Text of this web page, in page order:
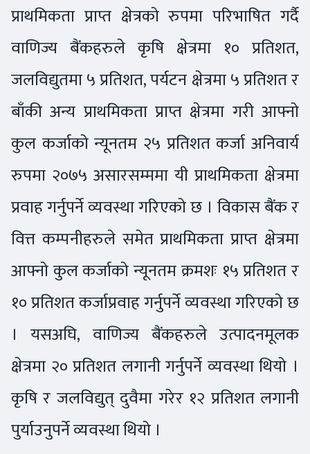
प्राथमिकता प्राप्त क्षेत्रको रुपमा परिभाषित गर्दै
वाणिज्य बैंकहरुले कृषि क्षेत्रमा १० प्रतिशत,
जलविद्युतमा ५ प्रतिशत, पर्यटन क्षेत्रमा ५ प्रतिशत र
बाँकी अन्य प्राथमिकता प्राप्त क्षेत्रमा गरी आफ्नो
कुल कर्जाको न्यूनतम २५ प्रतिशत कर्जा अनिवार्य
रुपमा २०७५ असारसम्ममा यी प्राथमिकता क्षेत्रमा
प्रवाह गर्नुपर्ने व्यवस्था गरिएको छ । विकास बैंक र
वित्त कम्पनीहरुले समेत प्राथमिकता प्राप्त क्षेत्रमा
आफ्नो कुल कर्जाको न्यूनतम क्रमशः १५ प्रतिशत र
१० प्रतिशत कर्जाप्रवाह गर्नुपर्ने व्यवस्था गरिएको छ
। यसअघि, वाणिज्य बैंकहरुले उत्पादनमूलक
क्षेत्रमा २० प्रतिशत लगानी गर्नुपर्ने व्यवस्था थियो ।
कृषि र जलविद्युत् दुवैमा गरेर १२ प्रतिशत लगानी
पुर्याउनुपर्ने व्यवस्था थियो ।